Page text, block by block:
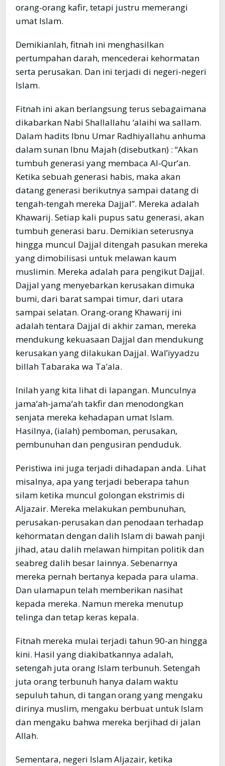
orang-orang kafir, tetapi justru memerangi
umat Islam.
Demikianlah, fitnah ini menghasilkan
pertumpahan darah, mencederai kehormatan
serta perusakan. Dan ini terjadi di negeri-negeri
Islam.
Fitnah ini akan berlangsung terus sebagaimana
dikabarkan Nabi Shallallahu ‘alaihi wa sallam.
Dalam hadits Ibnu Umar Radhiyallahu anhuma
dalam sunan Ibnu Majah (disebutkan) : “Akan
tumbuh generasi yang membaca Al-Qur’an.
Ketika sebuah generasi habis, maka akan
datang generasi berikutnya sampai datang di
tengah-tengah mereka Dajjal”. Mereka adalah
Khawarij. Setiap kali pupus satu generasi, akan
tumbuh generasi baru. Demikian seterusnya
hingga muncul Dajjal ditengah pasukan mereka
yang dimobilisasi untuk melawan kaum
muslimin. Mereka adalah para pengikut Dajjal.
Dajjal yang menyebarkan kerusakan dimuka
bumi, dari barat sampai timur, dari utara
sampai selatan. Orang-orang Khawarij ini
adalah tentara Dajjal di akhir zaman, mereka
mendukung kekuasaan Dajjal dan mendukung
kerusakan yang dilakukan Dajjal. Wal’iyyadzu
billah Tabaraka wa Ta’ala.
Inilah yang kita lihat di lapangan. Munculnya
jama’ah-jama’ah takfir dan menodongkan
senjata mereka kehadapan umat Islam.
Hasilnya, (ialah) pemboman, perusakan,
pembunuhan dan pengusiran penduduk.
Peristiwa ini juga terjadi dihadapan anda. Lihat
misalnya, apa yang terjadi beberapa tahun
silam ketika muncul golongan ekstrimis di
Aljazair. Mereka melakukan pembunuhan,
perusakan-perusakan dan penodaan terhadap
kehormatan dengan dalih Islam di bawah panji
jihad, atau dalih melawan himpitan politik dan
seabreg dalih besar lainnya. Sebenarnya
mereka pernah bertanya kepada para ulama.
Dan ulamapun telah memberikan nasihat
kepada mereka. Namun mereka menutup
telinga dan tetap keras kepala.
Fitnah mereka mulai terjadi tahun 90-an hingga
kini. Hasil yang diakibatkannya adalah,
setengah juta orang Islam terbunuh. Setengah
juta orang terbunuh hanya dalam waktu
sepuluh tahun, di tangan orang yang mengaku
dirinya muslim, mengaku berbuat untuk Islam
dan mengaku bahwa mereka berjihad di jalan
Allah.
Sementara, negeri Islam Aljazair, ketika